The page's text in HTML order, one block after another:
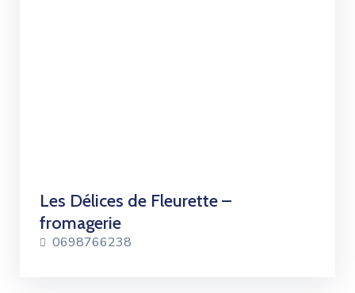
Les Délices de Fleurette –
fromagerie
0698766238